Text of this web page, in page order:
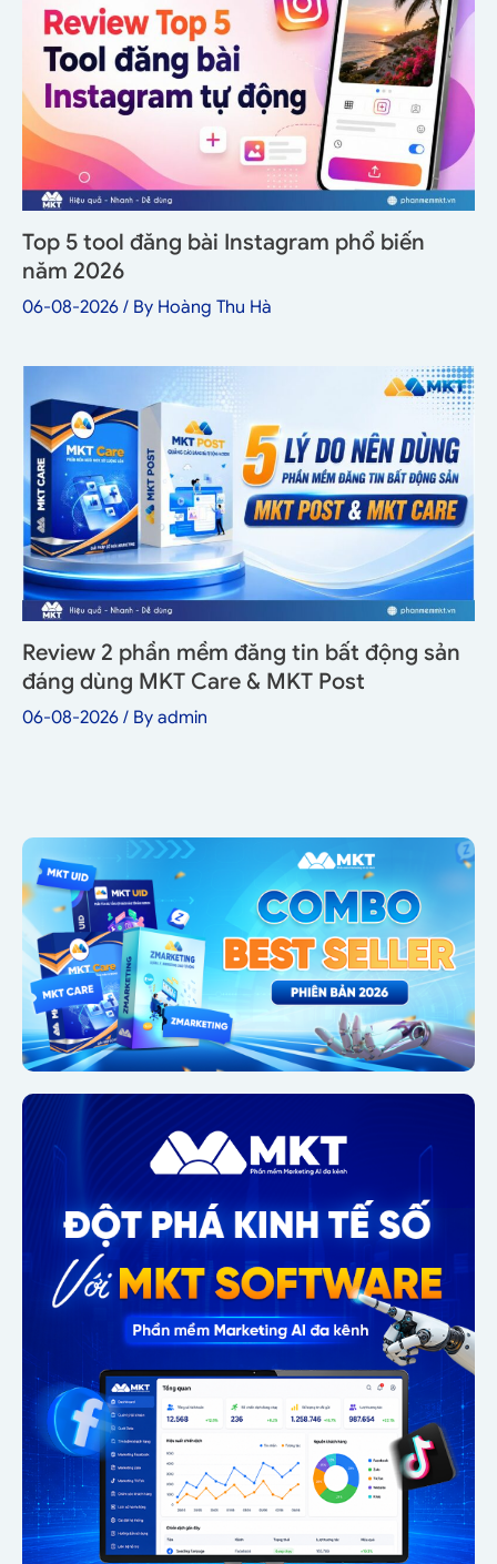
Top 5 tool đăng bài Instagram phổ biến
năm 2026
06-08-2026 / By Hoàng Thu Hà
Review 2 phần mềm đăng tin bất động sản
đáng dùng MKT Care & MKT Post
06-08-2026 / By admin